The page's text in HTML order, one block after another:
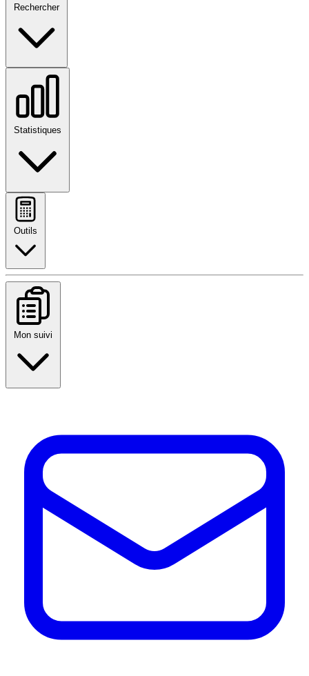
Rechercher
Statistiques
Outils
Mon suivi